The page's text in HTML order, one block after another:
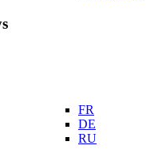
FR
DE
RU